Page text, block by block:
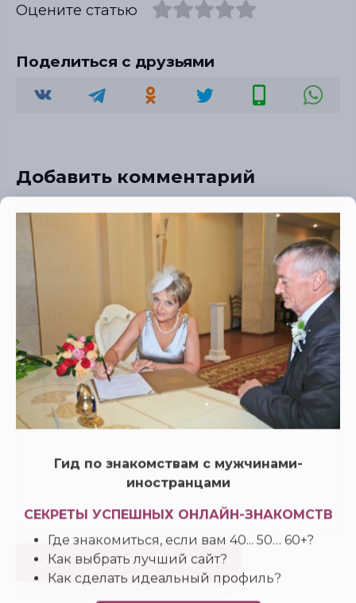
Оцените статью
Поделиться с друзьями
Добавить комментарий
иностранцами
СЕКРЕТЫ УСПЕШНЫХ ОНЛАЙН-ЗНАКОМСТВ
Где знакомиться, если вам 40... 50… 60+?